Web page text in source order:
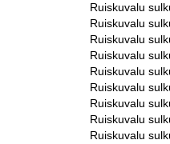
Ruiskuvalu
Ruiskuvalu
Ruiskuvalu
Ruiskuvalu
Ruiskuvalu
Ruiskuvalu
Ruiskuvalu
Ruiskuvalu
Ruiskuvalu